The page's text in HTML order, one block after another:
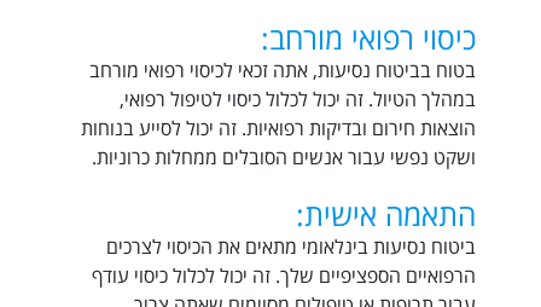
כיסוי רפואי מורחב:
בטוח בביטוח נסיעות, אתה זכאי לכיסוי רפואי מורחב
במהלך הטיול. זה יכול לכלול כיסוי לטיפול רפואי,
הוצאות חירום ובדיקות רפואיות. זה יכול לסייע בנוחות
ושקט נפשי עבור אנשים הסובלים ממחלות כרוניות.
התאמה אישית:
ביטוח נסיעות בינלאומי מתאים את הכיסוי לצרכים
הרפואיים הספציפיים שלך. זה יכול לכלול כיסוי עודף